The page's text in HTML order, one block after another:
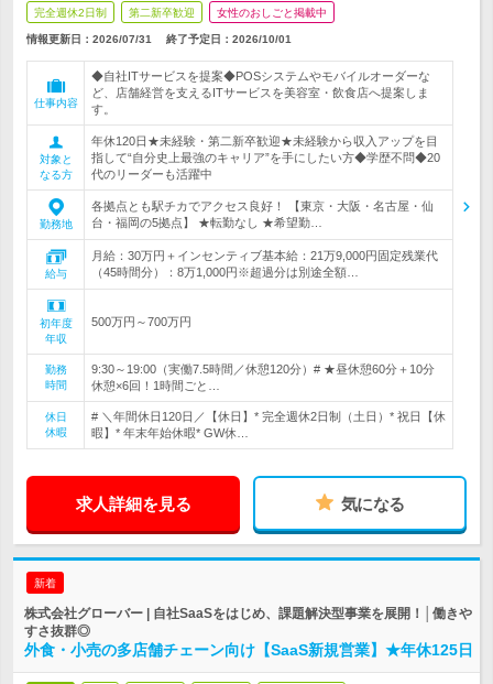
完全週休2日制 第二新卒歓迎 女性のおしごと掲載中
情報更新日：2026/07/31 終了予定日： 2026/10/01
仕事内容
◆自社ITサービスを提案◆POSシステムやモバイルオーダーな
ど、店舗経営を支えるITサービスを美容室・飲食店へ提案しま
す。
対象と
なる方
年休120日★未経験・第二新卒歓迎★未経験から収入アップを目
指して“自分史上最強のキャリア”を手にしたい方◆学歴不問◆20
代のリーダーも活躍中
勤務地
各拠点とも駅チカでアクセス良好！ 【東京・大阪・名古屋・仙
台・福岡の5拠点】 ★転勤なし ★希望勤…
給与
月給：30万円＋インセンティブ基本給：21万9,000円固定残業代
（45時間分）：8万1,000円※超過分は別途全額…
初年度
年収
500万円～700万円
勤務
時間
9:30～19:00（実働7.5時間／休憩120分）# ★昼休憩60分＋10分
休憩×6回！1時間ごと…
休日
休暇
# ＼年間休日120日／【休日】* 完全週休2日制（土日）* 祝日【休
暇】* 年末年始休暇* GW休…
求人詳細を見る 気になる
新着
株式会社グローバー | 自社SaaSをはじめ、課題解決型事業を展開！│働きや
すさ抜群◎
外食・小売の多店舗チェーン向け【SaaS新規営業】★年休125日